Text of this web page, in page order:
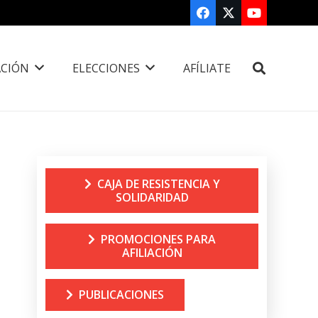
ELECCIONES AFÍLIATE
CAJA DE RESISTENCIA Y
SOLIDARIDAD
PROMOCIONES PARA
AFILIACIÓN
PUBLICACIONES